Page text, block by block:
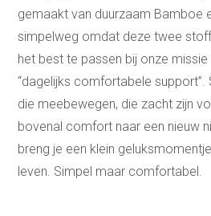
gemaakt van duurzaam Bamboe
simpelweg omdat deze twee
het best te passen bij onze
“dagelijks comfortabele
die meebewegen, die zacht zijn
bovenal comfort naar een nieuw
breng je een klein
leven. Simpel maar comfortabel.